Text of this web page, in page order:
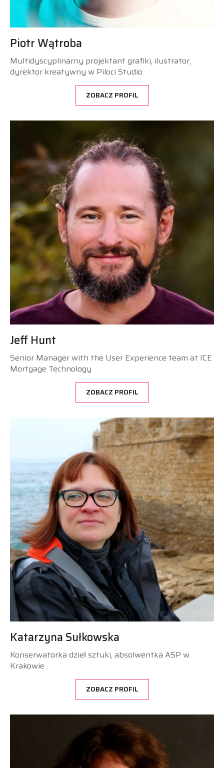
Piotr Wątroba
Multidyscyplinarny projektant grafiki, ilustrator,
dyrektor kreatywny w Piloci Studio
ZOBACZ PROFIL
Jeff Hunt
Senior Manager with the User Experience team at ICE
Mortgage Technology
ZOBACZ PROFIL
Katarzyna Sułkowska
Konserwatorka dzieł sztuki, absolwentka ASP w
Krakowie
ZOBACZ PROFIL